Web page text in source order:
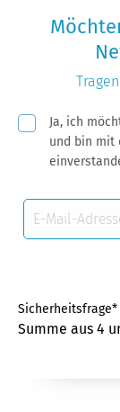
Pflichtfeld
Ja, ich
und bin mit der Nutzung meiner Daten für diesen Zweck
E-
Mail-
Pflichtfeld
Sicherheitsfrage*
Summe aus 4